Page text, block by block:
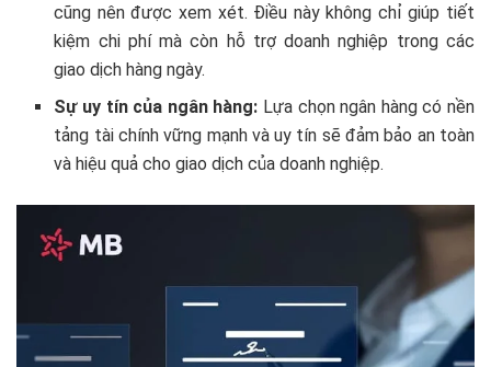
cũng nên được xem xét. Điều này không chỉ giúp tiết
kiệm chi phí mà còn hỗ trợ doanh nghiệp trong các
giao dịch hàng ngày.
Sự uy tín của ngân hàng: Lựa chọn ngân hàng có nền
tảng tài chính vững mạnh và uy tín sẽ đảm bảo an toàn
và hiệu quả cho giao dịch của doanh nghiệp.